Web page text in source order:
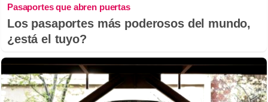
Pasaportes que abren puertas
Los pasaportes más poderosos del mundo,
¿está el tuyo?